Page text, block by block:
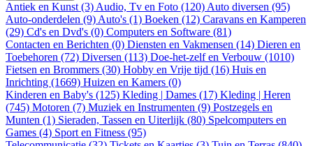
Antiek en Kunst (3) Audio, Tv en Foto (120) Auto diversen (95)
Auto-onderdelen (9) Auto's (1) Boeken (12) Caravans en Kamperen
(29) Cd's en Dvd's (0) Computers en Software (81)
Contacten en Berichten (0) Diensten en Vakmensen (14) Dieren en
Toebehoren (72) Diversen (113) Doe-het-zelf en Verbouw (1010)
Fietsen en Brommers (30) Hobby en Vrije tijd (16) Huis en
Inrichting (1669) Huizen en Kamers (0)
Kinderen en Baby's (125) Kleding | Dames (17) Kleding | Heren
(745) Motoren (7) Muziek en Instrumenten (9) Postzegels en
Munten (1) Sieraden, Tassen en Uiterlijk (80) Spelcomputers en
Games (4) Sport en Fitness (95)